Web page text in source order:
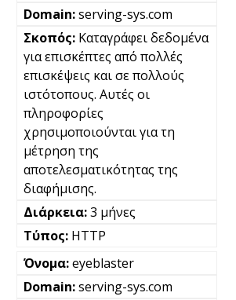
serving-sys.com
Καταγράφει δεδομένα
για επισκέπτες από πολλές
επισκέψεις και σε πολλούς
ιστότοπους. Αυτές οι
πληροφορίες
χρησιμοποιούνται για τη
μέτρηση της
αποτελεσματικότητας της
διαφήμισης.
3 μήνες
HTTP
eyeblaster
serving-sys.com